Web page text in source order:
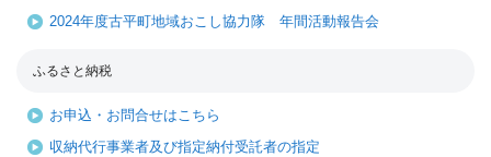
2024年度古平町地域おこし協力隊 年間活動報告会
ふるさと納税
お申込・お問合せはこちら
収納代行事業者及び指定納付受託者の指定